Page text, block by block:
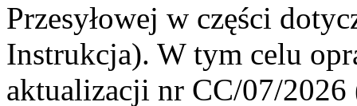
Przesyłowej w części
Instrukcja). W tym celu
aktualizacji nr CC/07/